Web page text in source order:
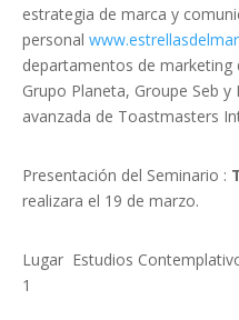
estrategia de marca y
personal
departamentos de marketing
Grupo Planeta, Groupe Seb
avanzada de Toastmasters
Presentación del Seminario :
realizara el 19 de marzo.
Lugar Estudios
1